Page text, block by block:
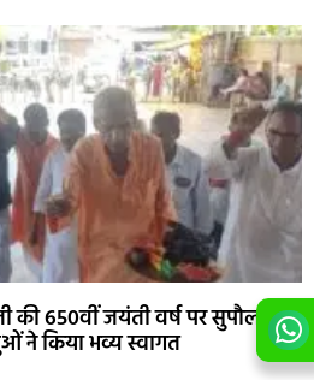
की 650वीं जयंती वर्ष पर सुपौल
ने किया भव्य स्वागत